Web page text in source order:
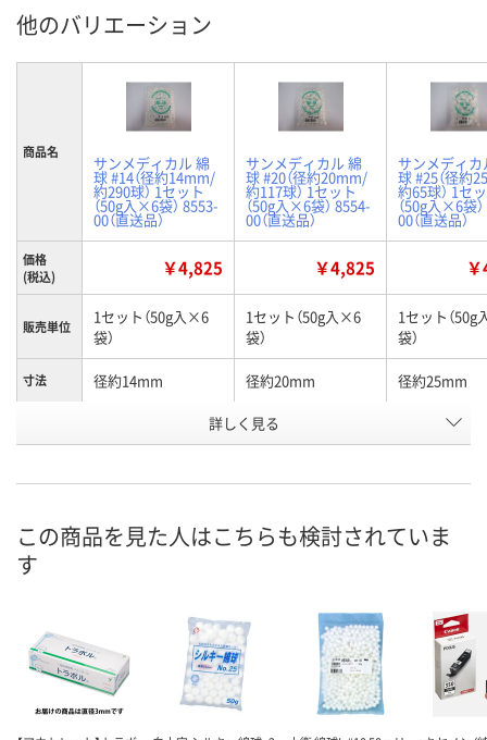
他のバリエーション
商品名
サンメディカル 綿
球 #14（径約14mm/
約290球） 1セット
（50g入×6袋） 8553-
00（直送品）
サンメディカル 綿
球 #20（径約20mm/
約117球） 1セット
（50g入×6袋） 8554-
00（直送品）
サンメディカ
球 #25（径約
約65球） 1セ
（50g入×6袋
00（直送品）
価格
(税込)
￥4,825 ￥4,825
販売単位
1セット（50g入×6
袋）
1セット（50g入×6
袋）
1セット（
袋）
寸法 径約14mm 径約20mm 径約25mm
8554-00 8555-00
P067961 P067962 P067963
在庫 直送品 直送品 直送品
お届け日
カゴへ
数量
カゴへ カ
詳しく見る
この商品を見た人はこちらも検討されていま
す